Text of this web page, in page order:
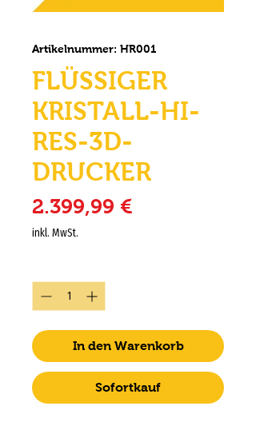
Artikelnummer: HR001
FLÜSSIGER
KRISTALL-HI-
RES-3D-
DRUCKER
2.399,99 €
inkl. MwSt.
In den Warenkorb
Sofortkauf